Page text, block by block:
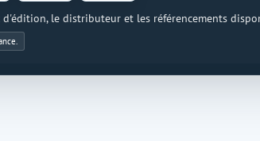
le distributeur et les référencements